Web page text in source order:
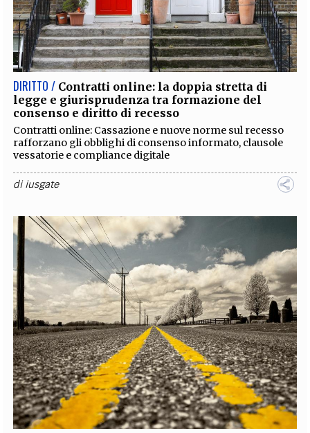
DIRITTO / Contratti online: la doppia stretta di
legge e giurisprudenza tra formazione del
consenso e diritto di recesso
Contratti online: Cassazione e nuove norme sul recesso
rafforzano gli obblighi di consenso informato, clausole
vessatorie e compliance digitale
diiusgate